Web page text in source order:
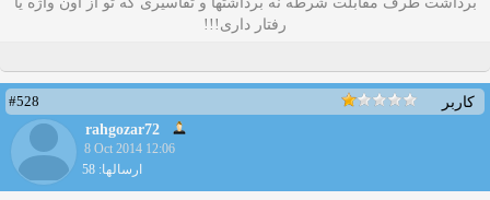
رفتار داری!!!
کاربر
#528
rahgozar72
8 Oct 2014 12:06
ارسالها: 58